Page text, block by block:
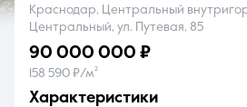
О компании
Краснодар, Центральный
Центральный, ул. Путевая, 85
90 000 000 ₽
158 590 ₽/м²
характеристики